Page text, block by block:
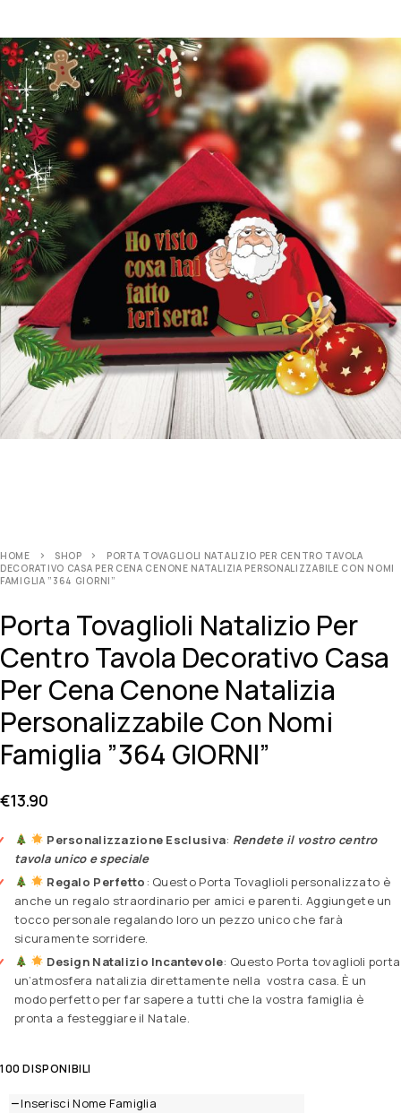
HOME SHOP
PORTA TOVAGLIOLI NATALIZIO PER CENTRO TAVOLA
DECORATIVO CASA PER CENA CENONE NATALIZIA PERSONALIZZABILE CON NOMI
FAMIGLIA ”364 GIORNI”
Porta Tovaglioli Natalizio Per
Centro Tavola Decorativo Casa
Per Cena Cenone Natalizia
Personalizzabile Con Nomi
Famiglia ”364 GIORNI”
€13.90
Personalizzazione Esclusiva: Rendete il vostro centro
tavola unico e speciale
Regalo Perfetto : Questo Porta Tovaglioli personalizzato è
anche un regalo straordinario per amici e parenti. Aggiungete un
tocco personale regalando loro un pezzo unico che farà
sicuramente sorridere.
Design Natalizio Incantevole: Questo Porta tovaglioli porta
un’atmosfera natalizia direttamente nella vostra casa. È un
modo perfetto per far sapere a tutti che la vostra famiglia è
pronta a festeggiare il Natale.
100 DISPONIBILI
Inserisci Nome Famiglia